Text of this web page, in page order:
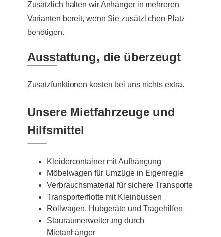
Zusätzlich halten wir Anhänger in mehreren
Varianten bereit, wenn Sie zusätzlichen Platz
benötigen.
Ausstattung, die überzeugt
Zusatzfunktionen kosten bei uns nichts extra.
Unsere Mietfahrzeuge und
Hilfsmittel
Kleidercontainer mit Aufhängung
Möbelwagen für Umzüge in Eigenregie
Verbrauchsmaterial für sichere Transporte
Transporterflotte mit Kleinbussen
Rollwagen, Hubgeräte und Tragehilfen
Stauraumerweiterung durch
Mietanhänger